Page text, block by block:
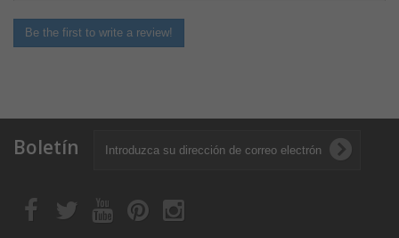
Be the first to write a review!
Boletín